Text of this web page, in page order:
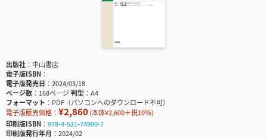
出版社
中山書店
電子版ISBN
電子版発売日
2024/03/18
ページ数
168ページ判型
A4
フォーマット
PDF（パソコンへのダウンロード不可）
電子版販売価格： ¥2,860(本体¥2,600＋税10％)
印刷版ISBN
978-4-521-74990-7
印刷版発行年月
2024/02